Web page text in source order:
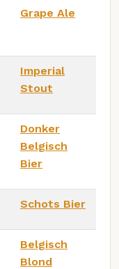
Grape Ale
Imperial
Stout
Donker
Belgisch
Bier
Schots Bier
Belgisch
Blond